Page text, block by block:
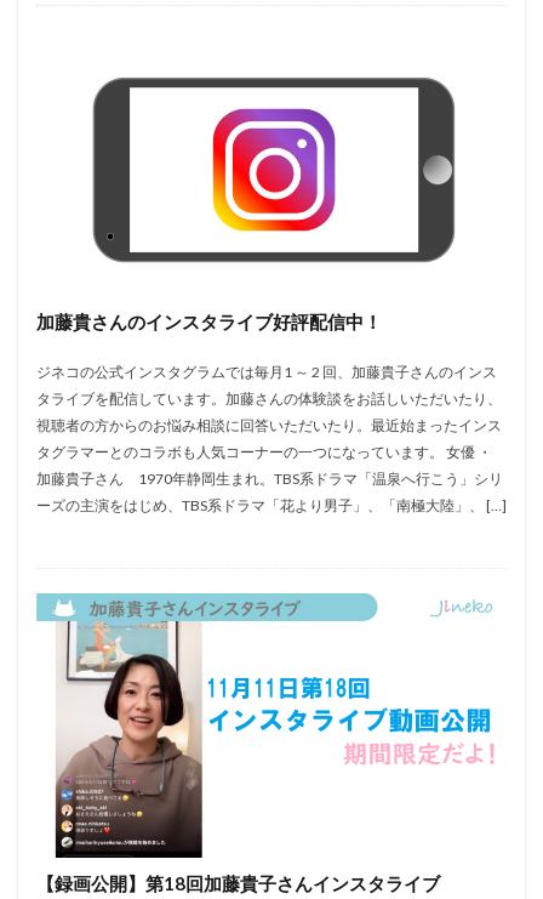
加藤貴さんのインスタライブ好評配信中！
ジネコの公式インスタグラムでは毎月1 ～ 2 回、加藤貴子さんのインス
タライブを配信しています。加藤さんの体験談をお話しいただいたり、
視聴者の方からのお悩み相談に回答いただいたり。最近始まったインス
タグラマーとのコラボも人気コーナーの一つになっています。 女優 ・
加藤貴子さん 1970年静岡生まれ。TBS系ドラマ「温泉へ行こう」シリ
ーズの主演をはじめ、TBS系ドラマ「花より男子」、「南極大陸」、 […]
【録画公開】第18回加藤貴子さんインスタライブ